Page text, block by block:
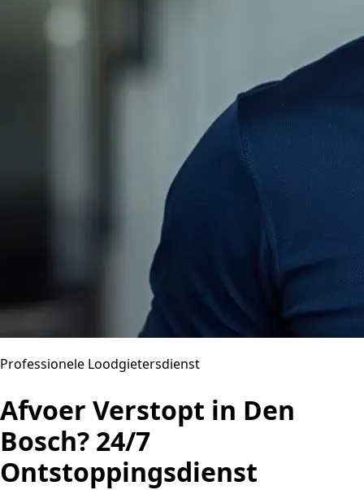
Professionele Loodgietersdienst
Afvoer Verstopt in Den
Bosch? 24/7
Ontstoppingsdienst